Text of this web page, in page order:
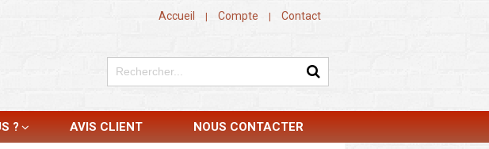
Accueil | Compte | Contact
? AVIS CLIENT NOUS CONTACTER